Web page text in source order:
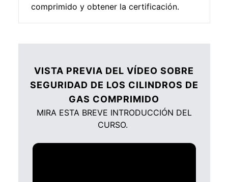
comprimido y obtener la certificación.
VISTA PREVIA DEL VÍDEO SOBRE
SEGURIDAD DE LOS CILINDROS DE
GAS COMPRIMIDO
MIRA ESTA BREVE INTRODUCCIÓN DEL
CURSO.